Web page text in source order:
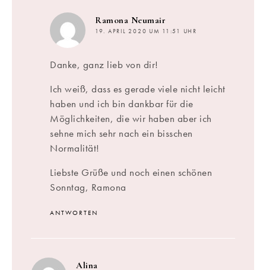
Ramona Neumair
19. APRIL 2020 UM 11:51 UHR
Danke, ganz lieb von dir!
Ich weiß, dass es gerade viele nicht leicht
haben und ich bin dankbar für die
Möglichkeiten, die wir haben aber ich
sehne mich sehr nach ein bisschen
Normalität!
Liebste Grüße und noch einen schönen
Sonntag, Ramona
ANTWORTEN
Alina